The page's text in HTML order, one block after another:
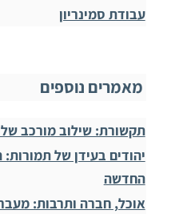
עבודת סמינריון
מאמרים נוספים
תקשורת: שילוב מורכב של
יהודים בעידן של
החדשה
אוכל, חברה ותרבות: מעבר